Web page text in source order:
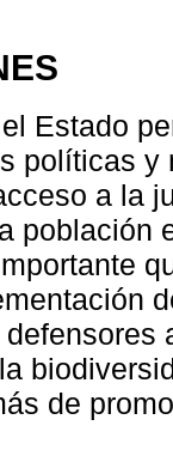
Estado
políticas y
a la
población
de